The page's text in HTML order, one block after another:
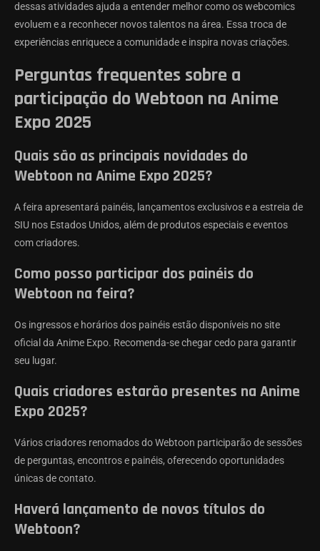
dessas atividades ajuda a entender melhor como os webcomics
evoluem e a reconhecer novos talentos na área. Essa troca de
experiências enriquece a comunidade e inspira novas criações.
Perguntas frequentes sobre a
participação do Webtoon na Anime
Expo 2025
Quais são as principais novidades do
Webtoon na Anime Expo 2025?
A feira apresentará painéis, lançamentos exclusivos e a estreia de
SIU nos Estados Unidos, além de produtos especiais e eventos
com criadores.
Como posso participar dos painéis do
Webtoon na feira?
Os ingressos e horários dos painéis estão disponíveis no site
oficial da Anime Expo. Recomenda-se chegar cedo para garantir
seu lugar.
Quais criadores estarão presentes na Anime
Expo 2025?
Vários criadores renomados do Webtoon participarão de sessões
de perguntas, encontros e painéis, oferecendo oportunidades
únicas de contato.
Haverá lançamento de novos títulos do
Webtoon?